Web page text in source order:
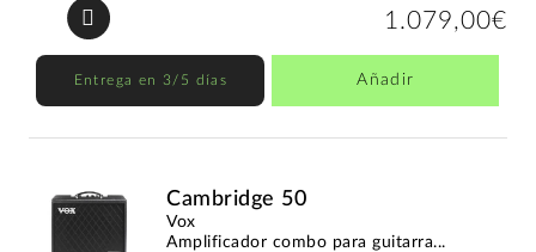
1.079,00€
Entrega en 3/5 días Añadir
Cambridge 50
Vox
Amplificador combo para guitarra...